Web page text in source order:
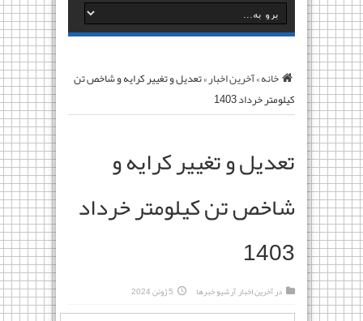
خانه»آخرین اخبار»تعدیل و تغییر کرایه و شاخص تن
کیلومتر خرداد 1403
تعدیل و تغییر کرایه و
شاخص تن کیلومتر خرداد
1403
درآخرین اخبارآرشیو خبرها 5 ژوئن 2024